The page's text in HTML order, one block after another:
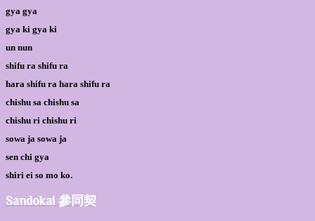
gya gya
gya ki gya ki
un nun
shifu ra shifu ra
hara shifu ra hara shifu ra
chishu sa chishu sa
chishu ri chishu ri
sowa ja sowa ja
sen chi gya
shiri ei so mo ko.
Sandokai 參同契